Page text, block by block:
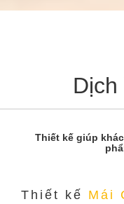
Dịch
Thiết kế giúp
Thiết kế Mái